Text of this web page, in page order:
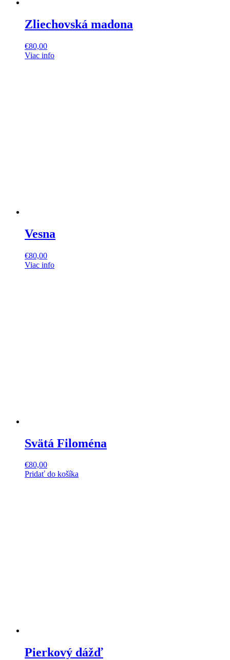
Zliechovská madona
€80,00
Viac info
Vesna
€80,00
Viac info
Svätá Filoména
€80,00
Pridať do košíka
Pierkový dážď